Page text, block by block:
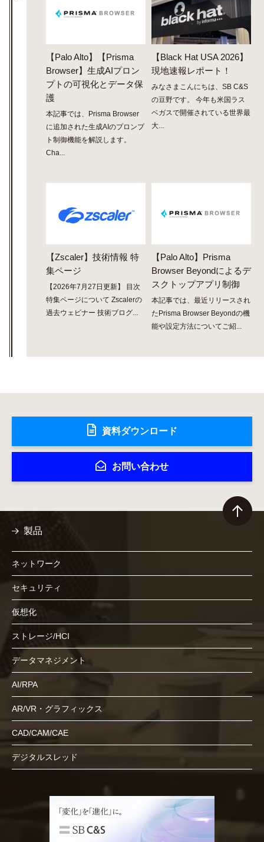
【Palo Alto】【Prisma
Browser】生成AIプロン
プトの可視化とデータ保
護
本記事では、Prisma Browser
に追加された生成AIのプロンプ
ト制御機能を解説します。
Cha...
【Black Hat USA 2026】
現地速報レポート！
みなさまこんにちは、SB C&S
の豆野です。 今年も米国ラス
ベガスで開催されている世界最
大...
【Zscaler】技術情報 特
集ページ
【2026年7月27日更新】 目次
特集ページについて Zscalerの
過去ウェビナー 技術ブログ...
【Palo Alto】Prisma
Browser Beyondによるデ
スクトップアプリ制御
本記事では、最近リリースされ
たPrisma Browser Beyondの機
能や設定方法についてご紹...
資料ダウンロード
お問い合わせ
製品
ネットワーク
セキュリティ
仮想化
ストレージ/HCI
データマネジメント
AI/RPA
AR/VR・グラフィックス
CAD/CAM/CAE
デジタルスレッド